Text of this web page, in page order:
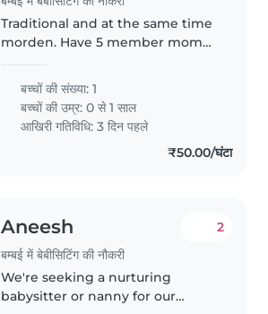
Traditional and at the same time
morden. Have 5 member mom
बच्चों की संख्या: 1
बच्चों की उम्र:0 से 1 साल
आखिरी गतिविधि: 3 दिन पहले
₹50.00/घंटा
Aneesh
बम्बई में बेबीसिटिंग की नौकरी
2
We're seeking a nurturing
babysitter or nanny for our